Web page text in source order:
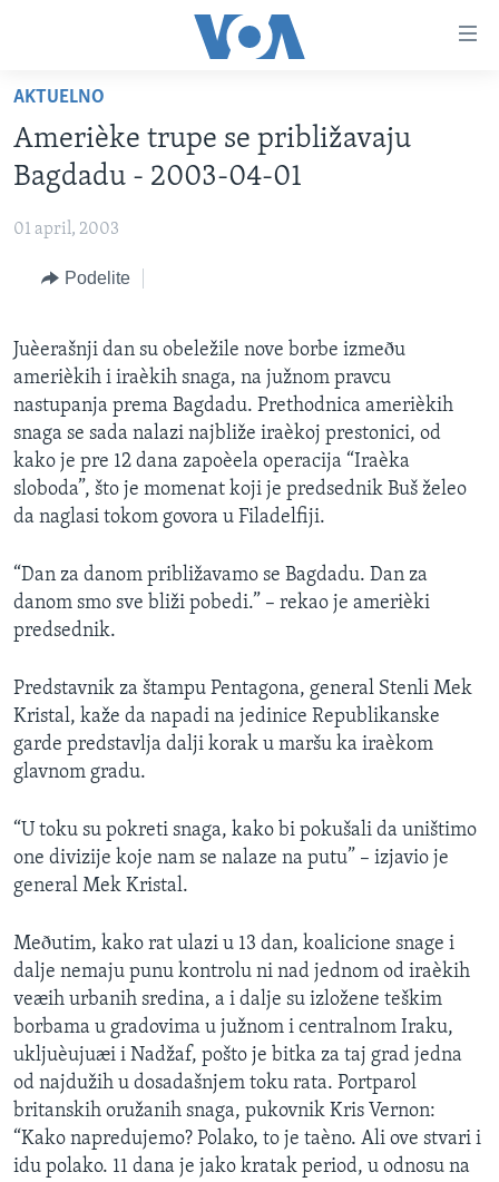
glavni
sadržaj
Idi
na
glavnu
navigaciju
NASLOVNA
RUBRIKE
BALKAN
GLOBALNE TEME
NAUKA I TEHNOLOGIJA
MEDICINA
KULTURA
DRUŠTVO
SPORT
INTERVJU
TV PROGRAM
OTVORENI STUDIO
IZ AMERIKE
Jezici
AKTUELNO
Amerièke trupe se približavaju
Bagdadu - 2003-04-01
01 april, 2003
Podelite
Juèerašnji dan su obeležile nove borbe izmeðu
amerièkih i iraèkih snaga, na južnom pravcu
nastupanja prema Bagdadu. Prethodnica amerièkih
snaga se sada nalazi najbliže iraèkoj prestonici, od
kako je pre 12 dana zapoèela operacija “Iraèka
sloboda”, što je momenat koji je predsednik Buš želeo
da naglasi tokom govora u Filadelfiji.
“Dan za danom približavamo se Bagdadu. Dan za
danom smo sve bliži pobedi.” – rekao je amerièki
predsednik.
Predstavnik za štampu Pentagona, general Stenli Mek
Kristal, kaže da napadi na jedinice Republikanske
garde predstavlja dalji korak u maršu ka iraèkom
glavnom gradu.
“U toku su pokreti snaga, kako bi pokušali da uništimo
one divizije koje nam se nalaze na putu” – izjavio je
general Mek Kristal.
Meðutim, kako rat ulazi u 13 dan, koalicione snage i
dalje nemaju punu kontrolu ni nad jednom od iraèkih
veæih urbanih sredina, a i dalje su izložene teškim
borbama u gradovima u južnom i centralnom Iraku,
ukljuèujuæi i Nadžaf, pošto je bitka za taj grad jedna
od najdužih u dosadašnjem toku rata. Portparol
britanskih oružanih snaga, pukovnik Kris Vernon:
“Kako napredujemo? Polako, to je taèno. Ali ove stvari i
idu polako. 11 dana je jako kratak period, u odnosu na